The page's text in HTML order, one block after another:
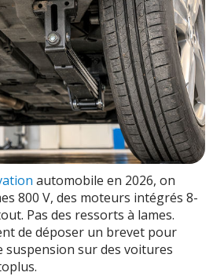
automobile en 2026, on
800 V, des moteurs intégrés 8-
Pas des ressorts à lames.
de déposer un brevet pour
suspension sur des voitures